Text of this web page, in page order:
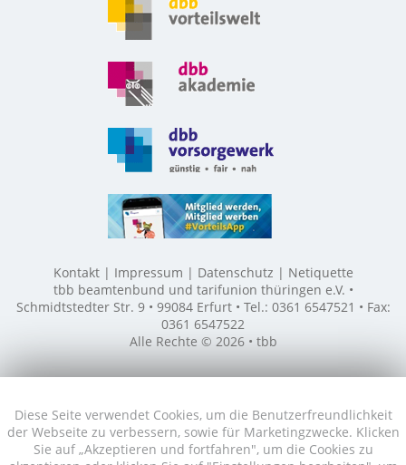
Diese Seite verwendet Cookies, um die Benutzerfreundlichkeit
der Webseite zu verbessern, sowie für Marketingzwecke. Klicken
Sie auf „Akzeptieren und fortfahren", um die Cookies zu
Kontakt Impressum Datenschutz
Netiquette
tbb beamtenbund und tarifunion thüringen e.V. •
Schmidtstedter Str. 9 • 99084 Erfurt • Tel.: 0361 6547521 • Fax:
0361 6547522
Alle Rechte © 2026 • tbb